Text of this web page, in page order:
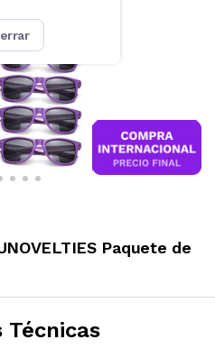
cerrar
Paquete de
Técnicas